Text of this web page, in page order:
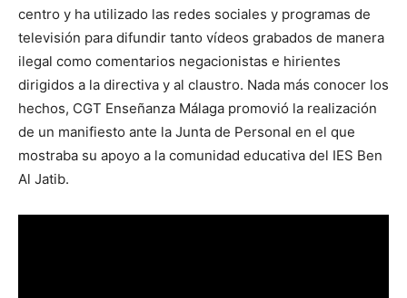
centro y ha utilizado las redes sociales y programas de
televisión para difundir tanto vídeos grabados de manera
ilegal como comentarios negacionistas e hirientes
dirigidos a la directiva y al claustro. Nada más conocer los
hechos, CGT Enseñanza Málaga promovió la realización
de un manifiesto ante la Junta de Personal en el que
mostraba su apoyo a la comunidad educativa del IES Ben
Al Jatib.